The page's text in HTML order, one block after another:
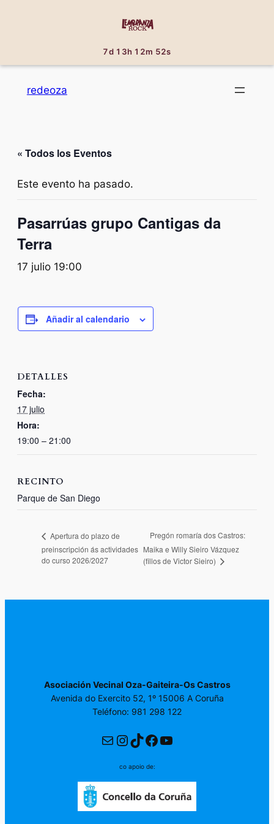
redeoza
« Todos los Eventos
Este evento ha pasado.
Pasarrúas grupo Cantigas da
Terra
17 julio 19:00
Añadir al calendario
DETALLES
Fecha:
17 julio
Hora:
19:00 – 21:00
RECINTO
Parque de San Diego
Apertura do plazo de
preinscripción ás actividades
do curso 2026/2027
Pregón romaría dos Castros:
Maika e Willy Sieiro Vázquez
(fillos de Victor Sieiro)
Asociación Vecinal Oza-Gaiteira-Os Castros
Avenida do Exercito 52, 1º 15006 A Coruña
Teléfono: 981 298 122
Correo electrónico
Instagram
TikTok
Facebook
YouTube
co apoio de:
7d 13h 12m 52s